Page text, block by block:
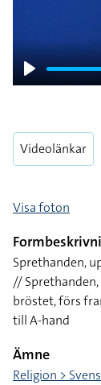
Play
Videolänkar
Visa foton
Sprethanden,
//
bröstet, förs
till A-hand
Ämne
Religion >